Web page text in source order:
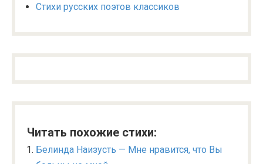
Стихи русских поэтов классиков
Читать похожие стихи:
Белинда Наизусть — Мне нравится, что Вы